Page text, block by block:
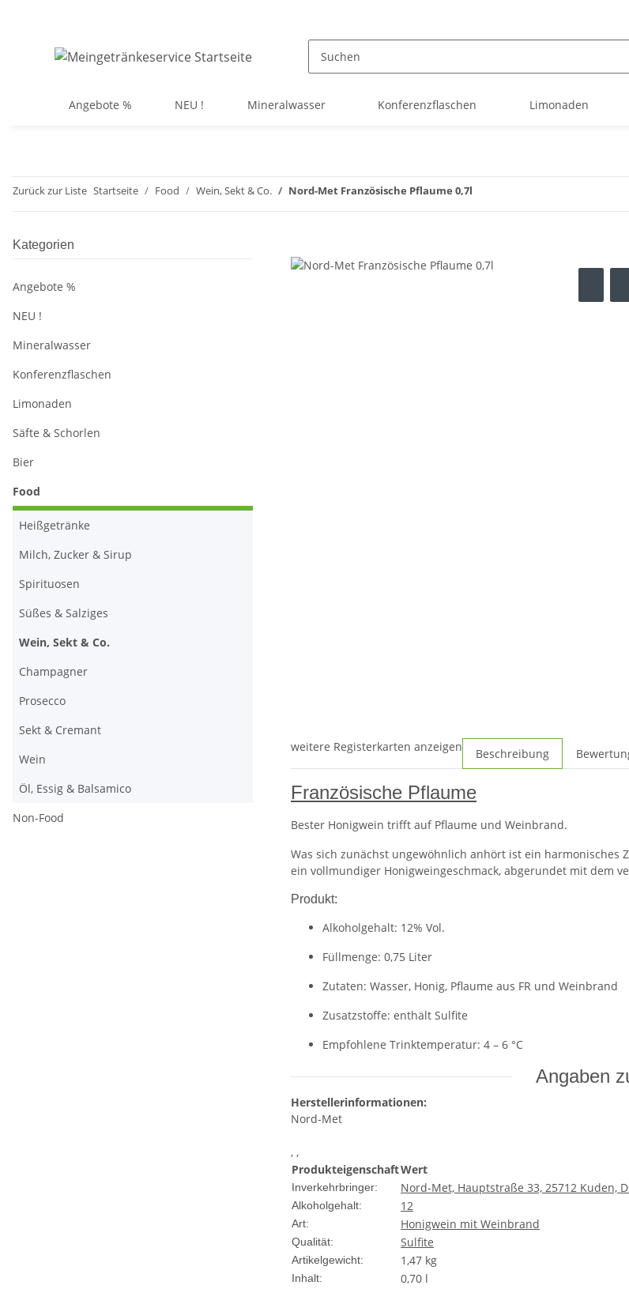
Angebote % NEU ! Mineralwasser Konferenzflaschen Limonaden
Zurück zur Liste Startseite Food Wein, Sekt & Co. Nord-Met Französische Pflaume 0,7l
weitere Registerkarten anzeigen Beschreibung
Französische Pflaume
Bester Honigwein trifft auf Pflaume und Weinbrand.
Was sich zunächst ungewöhnlich anhört ist ein harmonisches
ein vollmundiger Honigweingeschmack, abgerundet mit dem
Produkt:
Alkoholgehalt: 12% Vol.
Füllmenge: 0,75 Liter
Zutaten: Wasser, Honig, Pflaume aus FR und Weinbrand
Zusatzstoffe: enthält Sulfite
Empfohlene Trinktemperatur: 4 – 6 °C
Angaben
Herstellerinformationen:
Nord-Met
, ,
ProdukteigenschaftWert
Inverkehrbringer: Nord-Met, Hauptstraße 33, 25712 Kuden,
Alkoholgehalt: 12
Art: Honigwein mit Weinbrand
Qualität: Sulfite
Artikelgewicht: 1,47 kg
Inhalt: 0,70 l
Kategorien
Angebote %
NEU !
Mineralwasser
Konferenzflaschen
Limonaden
Säfte & Schorlen
Bier
Food
Heißgetränke
Milch, Zucker & Sirup
Spirituosen
Süßes & Salziges
Wein, Sekt & Co.
Champagner
Prosecco
Sekt & Cremant
Wein
Öl, Essig & Balsamico
Non-Food